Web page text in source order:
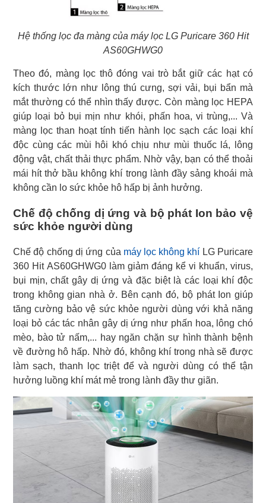
Hệ thống lọc đa màng của máy lọc LG Puricare 360 Hit
AS60GHWG0
Theo đó, màng lọc thô đóng vai trò bắt giữ các hạt có
kích thước lớn như lông thú cưng, sợi vải, bụi bẩn mà
mắt thường có thể nhìn thấy được. Còn màng lọc HEPA
giúp loại bỏ bụi mịn như khói, phấn hoa, vi trùng,... Và
màng lọc than hoạt tính tiến hành lọc sạch các loại khí
độc cùng các mùi hôi khó chịu như mùi thuốc lá, lông
động vật, chất thải thực phẩm. Nhờ vậy, bạn có thể thoải
mái hít thở bầu không khí trong lành đầy sảng khoái mà
không cần lo sức khỏe hô hấp bị ảnh hưởng.
Chế độ chống dị ứng và bộ phát Ion bảo vệ
sức khỏe người dùng
Chế độ chống dị ứng của máy lọc không khí LG Puricare
360 Hit AS60GHWG0 làm giảm đáng kể vi khuẩn, virus,
bụi mịn, chất gây dị ứng và đặc biệt là các loại khí độc
trong không gian nhà ở. Bên cạnh đó, bộ phát Ion giúp
tăng cường bảo vệ sức khỏe người dùng với khả năng
loại bỏ các tác nhân gây dị ứng như phấn hoa, lông chó
mèo, bào tử nấm,... hay ngăn chặn sự hình thành bệnh
về đường hô hấp. Nhờ đó, không khí trong nhà sẽ được
làm sạch, thanh lọc triệt để và người dùng có thể tận
hưởng luồng khí mát mẻ trong lành đầy thư giãn.